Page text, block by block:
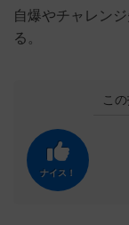
自爆やチャレン
る。
こ
ナイス！